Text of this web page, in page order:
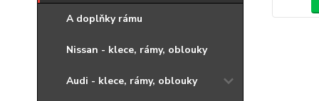
A doplňky rámu
Nissan - klece, rámy, oblouky
Audi - klece, rámy, oblouky